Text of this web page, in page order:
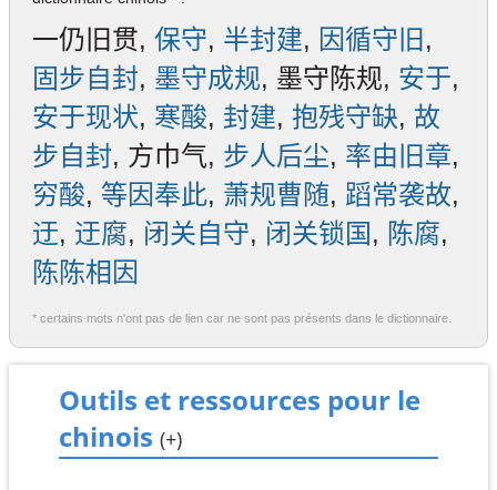
一仍旧贯, 保守, 半封建, 因循守旧 ,
固步自封, 墨守成规, 墨守陈规, 安于,
安于现状, 寒酸, 封建, 抱残守缺, 故
步自封, 方巾气, 步人后尘, 率由旧章,
穷酸, 等因奉此, 萧规曹随, 蹈常袭故,
迂, 迂腐, 闭关自守, 闭关锁国 , 陈腐,
陈陈相因
* certains mots n'ont pas de lien car ne sont pas présents dans le dictionnaire.
Outils et ressources pour le
chinois (+)